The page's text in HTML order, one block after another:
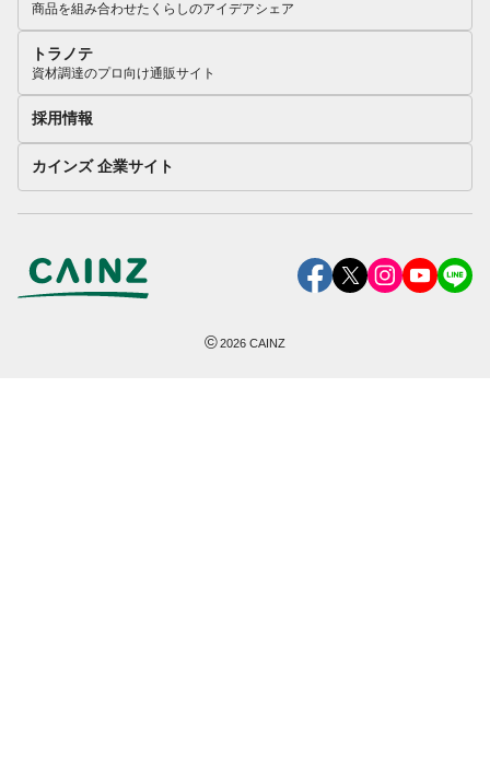
商品を組み合わせたくらしのアイデアシェア
トラノテ
資材調達のプロ向け通販サイト
採用情報
カインズ 企業サイト
©2026 CAINZ